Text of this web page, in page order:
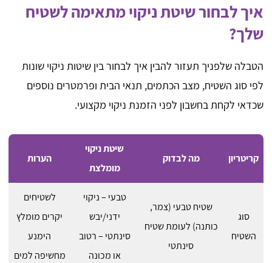
איך לבחור שיטת ניקוי מתאימה לשטיח
שלך?
הטבלה שלפניך תעזור להבין איך לבחור בין שיטות ניקוי שונות
לפי סוג השטיח, מצב הכתמים, תנאי הבית ופרמטרים נוספים
שכדאי לקחת בחשבון לפני הזמנת ניקוי מקצועי.
קריטריון מה לבדוק
שיטת ניקוי
מומלצת
הערות
סוג
השטיח
שטיח טבעי (צמר,
כותנה) לעומת שטיח
סינתטי
טבעי – ניקוי
ידני/יבש
סינתטי – רטוב
או מכונה
לשטיחים
יקרים מומלץ
הימנע
מחשיפה למים